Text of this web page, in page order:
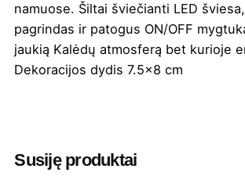
namuose. Šiltai šviečianti LED
pagrindas ir patogus ON/OFF
jaukią Kalėdų atmosferą bet kurioje
Dekoracijos dydis 7.5×8 cm
Susiję produktai